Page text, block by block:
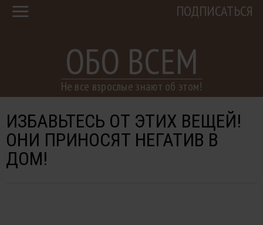
ОБО ВСЕМ
Не все взрослые знают об этом!
ПОДПИСАТЬСЯ
ИЗБАВЬТЕСЬ ОТ ЭТИХ ВЕЩЕЙ!
ОНИ ПРИНОСЯТ НЕГАТИВ В
ДОМ!